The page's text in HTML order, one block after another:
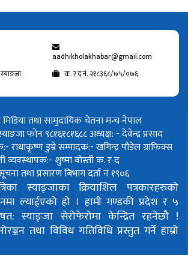
aadhikholakhabar@gmail.com
क. र द नं. २१८३६८/७५/०७६
तथा सामुदायिक चेतना मन्च नेपाल
फोन ९८१६१८१६८८अध्यक्ष: - देवेन्द्र प्रसाद
राधाकृष्ण डुम्रेसम्पादक:- खगिन्द्र पौडेलग्राफिक्स
व्यवस्थापक:- शुष्मा वोस्तीक. र द
तथा प्रसारण बिभाग दर्ता नं १९०६
स्याङ्जाका क्रियाशिल पत्रकारहरुको
ल्याईएको हो । हामी गण्डकी प्रदेश र ५
स्याङ्जा सेरोफेरोमा केन्द्रित रहनेछौ !
तथा विविध गतिविधि प्रस्तुत गर्ने हाम्रो